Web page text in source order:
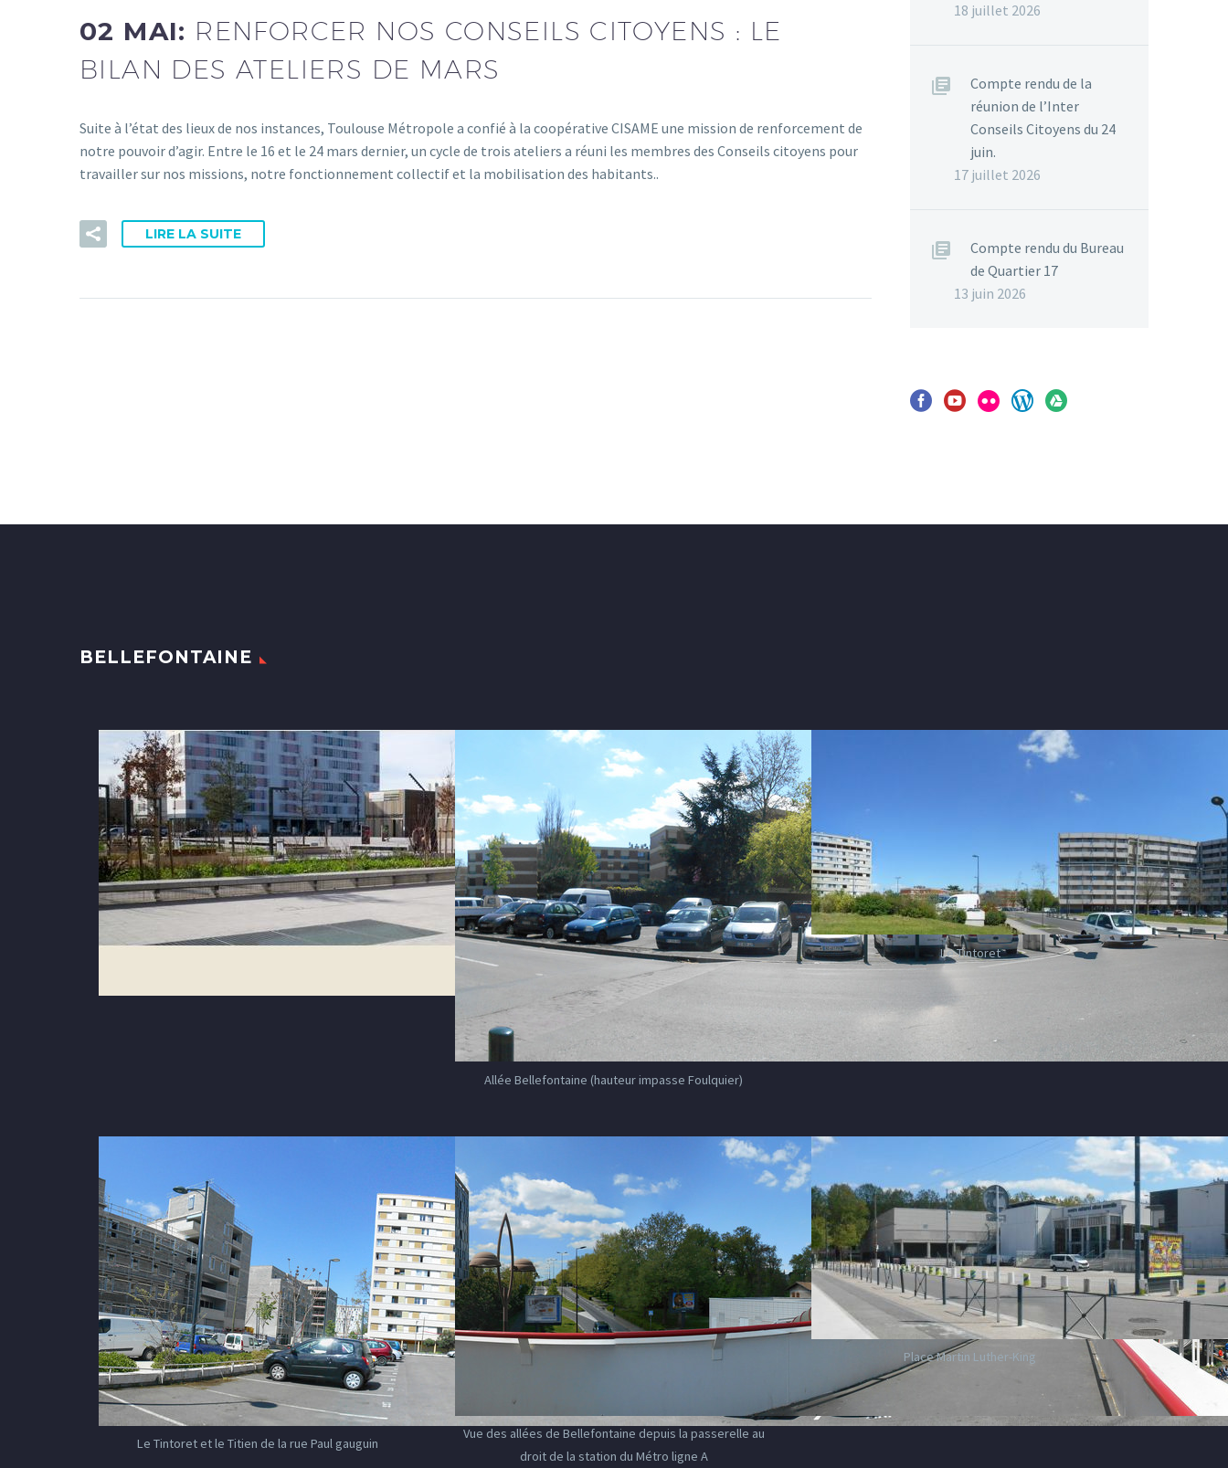
02 MAI: RENFORCER NOS CONSEILS CITOYENS : LE
BILAN DES ATELIERS DE MARS
Suite à l’état des lieux de nos instances, Toulouse Métropole a confié à la coopérative CISAME une mission de renforcement de
notre pouvoir d’agir. Entre le 16 et le 24 mars dernier, un cycle de trois ateliers a réuni les membres des Conseils citoyens pour
travailler sur nos missions, notre fonctionnement collectif et la mobilisation des habitants..
LIRE LA SUITE
18 juillet 2026
Compte rendu de la
réunion de l’Inter
Conseils Citoyens du 24
juin.
17 juillet 2026
Compte rendu du Bureau
de Quartier 17
13 juin 2026
BELLEFONTAINE
Allée Bellefontaine (hauteur impasse Foulquier)
Le Tintoret
Le Tintoret et le Titien de la rue Paul gauguin
Vue des allées de Bellefontaine depuis la passerelle au
droit de la station du Métro ligne A
Place Martin Luther-King